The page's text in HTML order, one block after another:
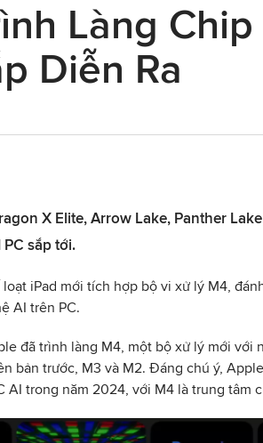
Làng
Diễn Ra
X Elite, Arrow Lake, Panther
sắp tới.
iPad mới tích hợp bộ vi xử lý M4,
AI trên PC.
đã trình làng M4, một bộ xử lý mới với
bản trước, M3 và M2. Đáng chú ý,
AI trong năm 2024, với M4 là trung tâm